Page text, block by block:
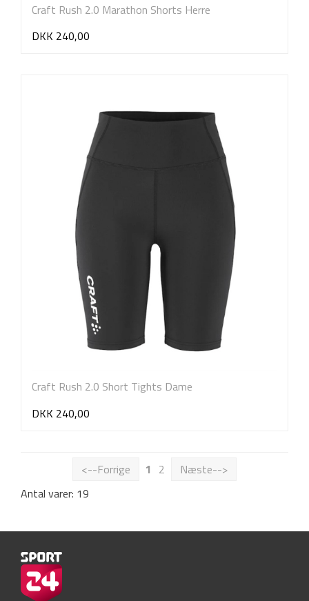
Craft Rush 2.0 Marathon Shorts Herre
DKK 240,00
Craft Rush 2.0 Short Tights Dame
DKK 240,00
<--Forrige 1 2
Næste-->
Antal varer: 19